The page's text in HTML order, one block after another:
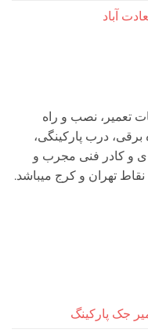
آباد
تعمیر، نصب و راه
برقی، درب پارکینگی،
و کادر فنی مجرب و
تهران و کرج میباشد.
جک پارکینگ